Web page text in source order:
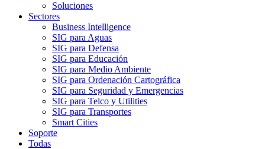
Soluciones
Sectores
Business Intelligence
SIG para Aguas
SIG para Defensa
SIG para Educación
SIG para Medio Ambiente
SIG para Ordenación Cartográfica
SIG para Seguridad y Emergencias
SIG para Telco y Utilities
SIG para Transportes
Smart Cities
Soporte
Todas